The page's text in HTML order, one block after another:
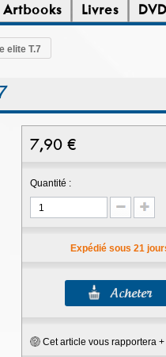
Artbooks Livres DVD
elite T.7
7,90 €
Quantité :
Expédié sous 21
Cet article vous rapportera +